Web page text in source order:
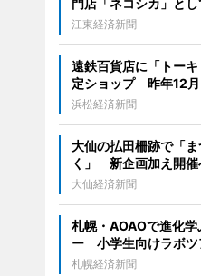
門店「ネコシカ」と
江東経済新聞
遠鉄百貨店に「トー
定ショップ 昨年12月
浜松経済新聞
大仙の払田柵跡で「
く」 新企画加え開催
大仙経済新聞
札幌・AOAOで進化学
ー 小学生向けラボツ
札幌経済新聞